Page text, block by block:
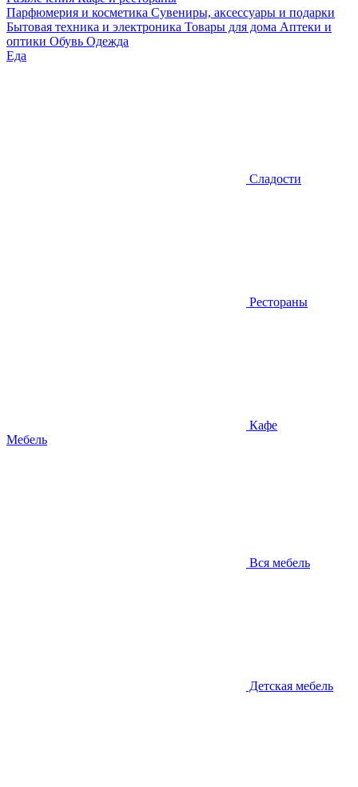
Парфюмерия и косметика Сувениры, аксессуары и подарки
Бытовая техника и электроника Товары для дома Аптеки и
оптики Обувь Одежда
Еда
Сладости
Рестораны
Кафе
Мебель
Вся мебель
Детская мебель